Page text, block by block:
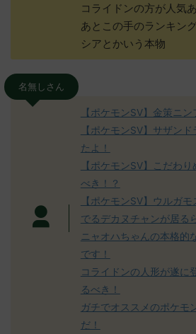
コライドンの方が人気
あとこの手のランキン
シアとかいう本物
名無しさん
【ポケモンSV】金策ニ
【ポケモンSV】サザン
たよ！
【ポケモンSV】こだわ
べき！？
【ポケモンSV】ウルガ
でるデカヌチャンが居る
ニャオハちゃんの本格的
です！
コライドンの人形が遂に
るべき！
ガチでオススメのポケモ
だ！